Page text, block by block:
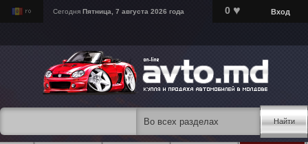
Сегодня Пятница, 7 августа 2026 года 0 ♥ Вход
Найти